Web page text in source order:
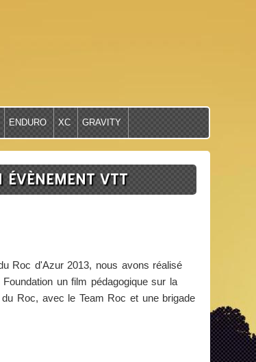
ENDURO XC GRAVITY
VTT
Roc d'Azur 2013, nous avons réalisé
un film pédagogique sur la
Roc, avec le Team Roc et une brigade